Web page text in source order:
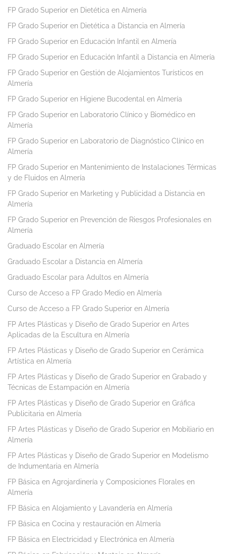
FP Grado Superior en Dietética en Almería
FP Grado Superior en Dietética a Distancia en Almería
FP Grado Superior en Educación Infantil en Almería
FP Grado Superior en Educación Infantil a Distancia en Almería
FP Grado Superior en Gestión de Alojamientos Turísticos en
Almería
FP Grado Superior en Higiene Bucodental en Almería
FP Grado Superior en Laboratorio Clínico y Biomédico en
Almería
FP Grado Superior en Laboratorio de Diagnóstico Clínico en
Almería
FP Grado Superior en Mantenimiento de Instalaciones Térmicas
y de Fluidos en Almería
FP Grado Superior en Marketing y Publicidad a Distancia en
Almería
FP Grado Superior en Prevención de Riesgos Profesionales en
Almería
Graduado Escolar en Almería
Graduado Escolar a Distancia en Almería
Graduado Escolar para Adultos en Almería
Curso de Acceso a FP Grado Medio en Almería
Curso de Acceso a FP Grado Superior en Almería
FP Artes Plásticas y Diseño de Grado Superior en Artes
Aplicadas de la Escultura en Almería
FP Artes Plásticas y Diseño de Grado Superior en Cerámica
Artística en Almería
FP Artes Plásticas y Diseño de Grado Superior en Grabado y
Técnicas de Estampación en Almería
FP Artes Plásticas y Diseño de Grado Superior en Gráfica
Publicitaria en Almería
FP Artes Plásticas y Diseño de Grado Superior en Mobiliario en
Almería
FP Artes Plásticas y Diseño de Grado Superior en Modelismo
de Indumentaria en Almería
FP Básica en Agrojardinería y Composiciones Florales en
Almería
FP Básica en Alojamiento y Lavandería en Almería
FP Básica en Cocina y restauración en Almería
FP Básica en Electricidad y Electrónica en Almería